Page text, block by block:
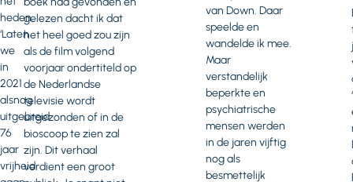
heden.
‘Laten
we
in
2021
alsnog
uitgebreid
76
jaar
vrijheid
gelezen dacht ik dat
het heel goed zou zijn
als de film volgend
voorjaar ondertiteld op
de Nederlandse
televisie wordt
uitgezonden of in de
bioscoop te zien zal
zijn. Dit verhaal
verdient een groot
van Down. Daar
speelde en
wandelde ik mee.
Maar
verstandelijk
beperkte en
psychiatrische
mensen werden
in de jaren vijftig
nog als
besmettelijk